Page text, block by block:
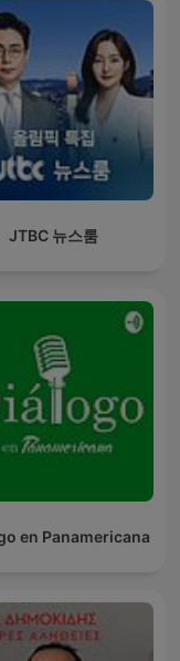
JTBC 뉴스룸
en Panamericana